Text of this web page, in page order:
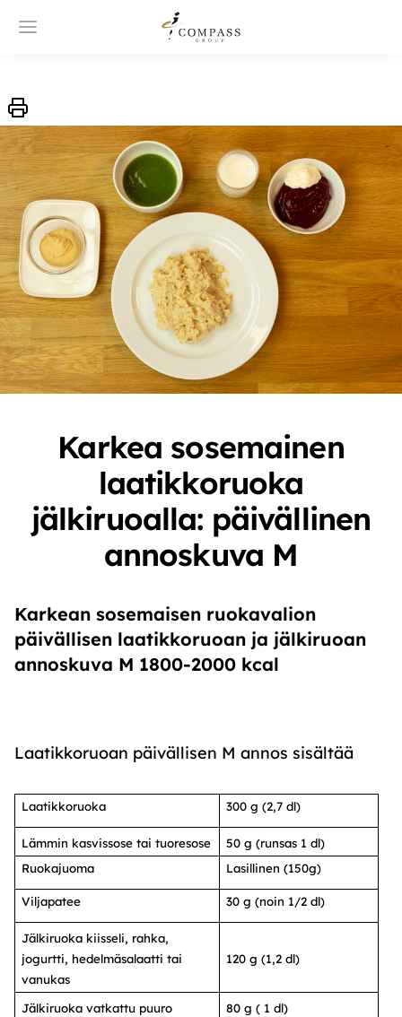
Karkea sosemainen
laatikkoruoka
jälkiruoalla: päivällinen
annoskuva M
Karkean sosemaisen ruokavalion
päivällisen laatikkoruoan ja jälkiruoan
annoskuva M 1800-2000 kcal
Laatikkoruoan päivällisen M annos sisältää
Laatikkoruoka 300 g (2,7 dl)
Lämmin kasvissose tai tuoresose
50 g (runsas 1 dl)
Ruokajuoma
Lasillinen (150g)
Viljapatee 30 g (noin 1/2 dl)
Jälkiruoka kiisseli, rahka,
jogurtti, hedelmäsalaatti tai
vanukas
120 g (1,2 dl)
Jälkiruoka vatkattu puuro 80 g ( 1 dl)